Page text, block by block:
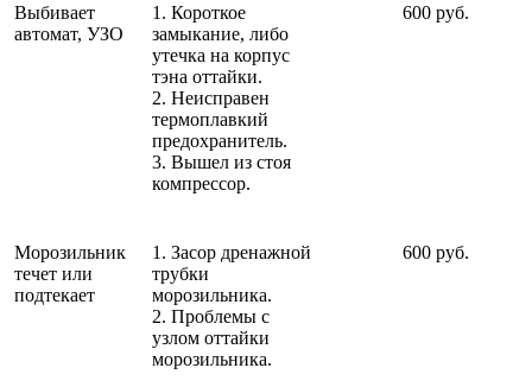
Выбивает
автомат, УЗО
1. Короткое
замыкание, либо
утечка на корпус
тэна оттайки.
2. Неисправен
термоплавкий
предохранитель.
3. Вышел из стоя
компрессор.
600 руб.
Морозильник
течет или
подтекает
1. Засор дренажной
трубки
морозильника.
2. Проблемы с
узлом оттайки
морозильника.
600 руб.